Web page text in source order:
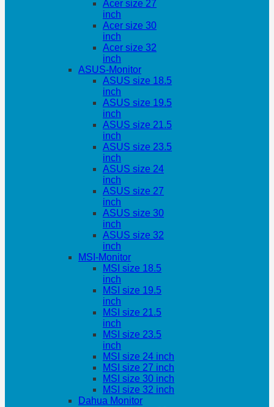
Acer size 27
inch
Acer size 30
inch
Acer size 32
inch
ASUS-Monitor
ASUS size 18.5
inch
ASUS size 19.5
inch
ASUS size 21.5
inch
ASUS size 23.5
inch
ASUS size 24
inch
ASUS size 27
inch
ASUS size 30
inch
ASUS size 32
inch
MSI-Monitor
MSI size 18.5
inch
MSI size 19.5
inch
MSI size 21.5
inch
MSI size 23.5
inch
MSI size 24 inch
MSI size 27 inch
MSI size 30 inch
MSI size 32 inch
Dahua Monitor